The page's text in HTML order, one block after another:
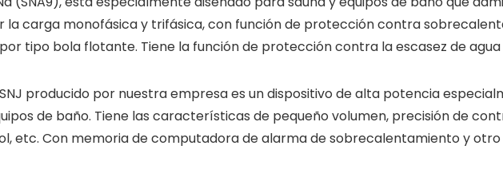
la carga monofásica y trifásica, con función de protección contra
tipo bola flotante. Tiene la función de protección contra la escasez de agua
producido por nuestra empresa es un dispositivo de alta potencia
de baño. Tiene las características de pequeño volumen, precisión de
etc. Con memoria de computadora de alarma de sobrecalentamiento y